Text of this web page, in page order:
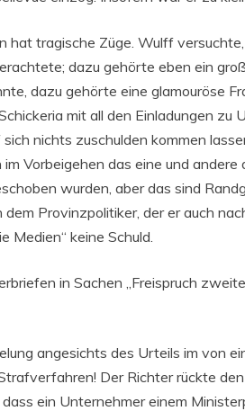
hat tragische Züge. Wulff
dazu gehörte eben ein
dazu gehörte eine glamouröse
mit all den Einladungen zu
nichts zuschulden kommen
Vorbeigehen das eine und
wurden, aber das sind
Provinzpolitiker, der er auch
Medien“ keine Schuld.
in Sachen „Freispruch
angesichts des Urteils im von
Der Richter rückte
ein Unternehmer einem